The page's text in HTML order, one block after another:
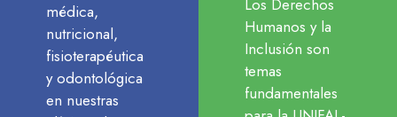
médica,
nutricional,
fisioterapéutica
y odontológica
en nuestras
Humanos y la
Inclusión son
temas
fundamentales